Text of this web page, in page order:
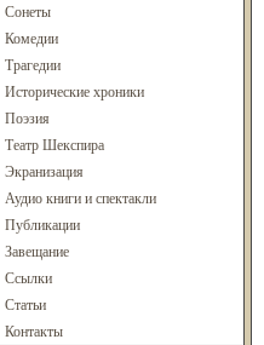
Сонеты
Комедии
Трагедии
Исторические хроники
Поэзия
Театр Шекспира
Экранизация
Аудио книги и спектакли
Публикации
Завещание
Ссылки
Статьи
Контакты